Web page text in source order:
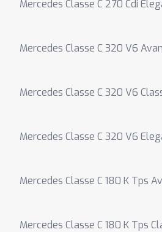
Mercedes Classe C 270 Cdi
Mercedes Classe C 320 V6
Mercedes Classe C 320 V6
Mercedes Classe C 320 V6
Mercedes Classe C 180 K Tps
Mercedes Classe C 180 K Tps